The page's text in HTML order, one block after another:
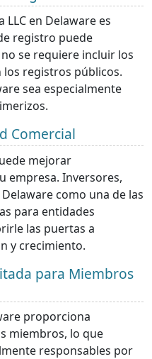
en Delaware es
registro puede
se requiere incluir los
registros públicos.
sea especialmente
Comercial
mejorar
empresa. Inversores,
como una de las
para entidades
las puertas a
y crecimiento.
para Miembros
proporciona
miembros, lo que
responsables por